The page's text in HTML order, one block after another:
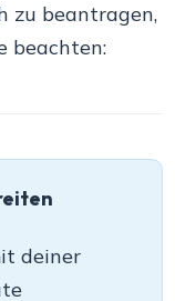
zu beantragen,
beachten:
deiner